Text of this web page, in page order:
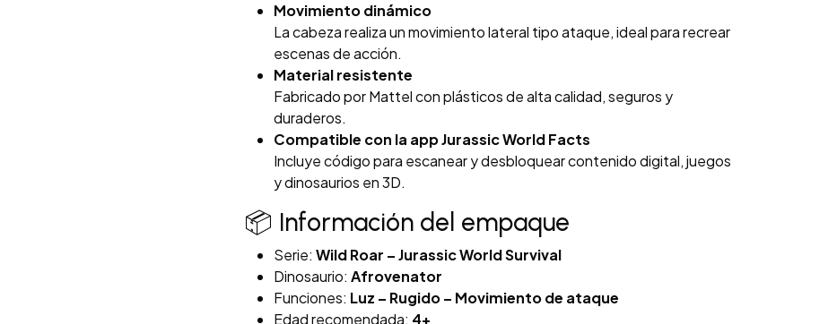
Movimiento dinámico
La cabeza realiza un movimiento lateral tipo ataque, ideal para recrear
escenas de acción.
Material resistente
Fabricado por Mattel con plásticos de alta calidad, seguros y
duraderos.
Compatible con la app Jurassic World Facts
Incluye código para escanear y desbloquear contenido digital, juegos
y dinosaurios en 3D.
📦 Información del empaque
Serie: Wild Roar – Jurassic World Survival
Dinosaurio: Afrovenator
Funciones: Luz – Rugido – Movimiento de ataque
Edad recomendada: 4+